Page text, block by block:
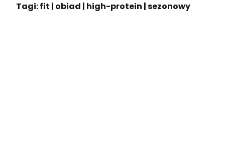
Tagi: fit | obiad | high-protein | sezonowy